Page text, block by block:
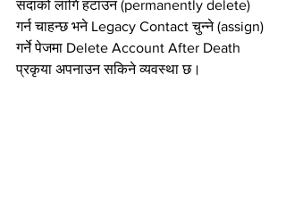
सदाको लागि हटाउन (permanently delete)
गर्न चाहन्छ भने Legacy Contact चुन्ने (assign)
गर्ने पेजमा Delete Account After Death
प्रकृया अपनाउन सकिने व्यवस्था छ।